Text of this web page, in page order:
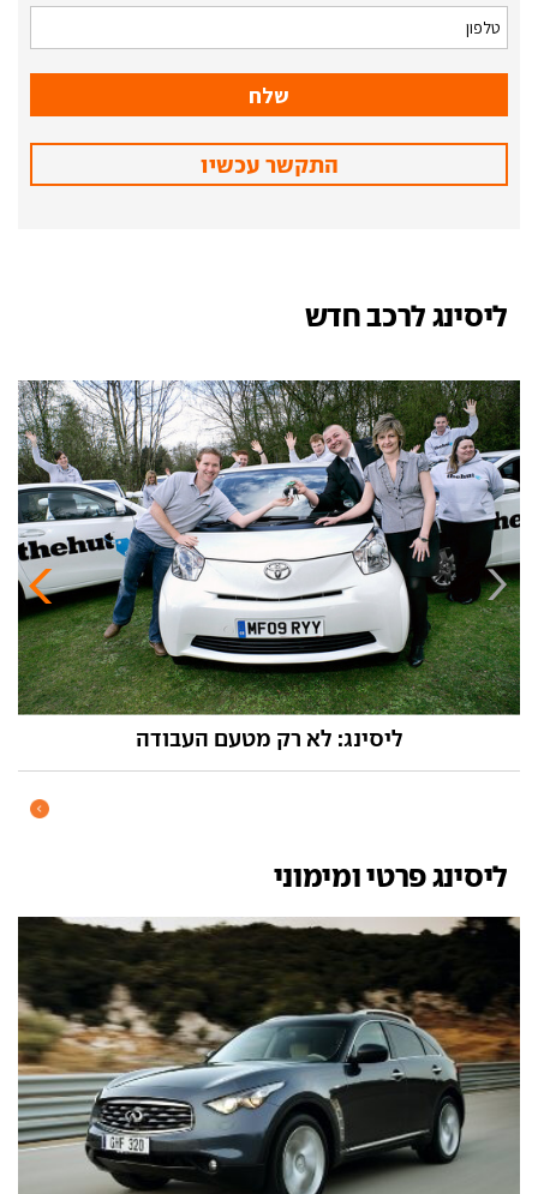
התקשר עכשיו
ליסינג לרכב חדש
ליסינג: לא רק מטעם העבודה
ליסינג פרטי ומימוני